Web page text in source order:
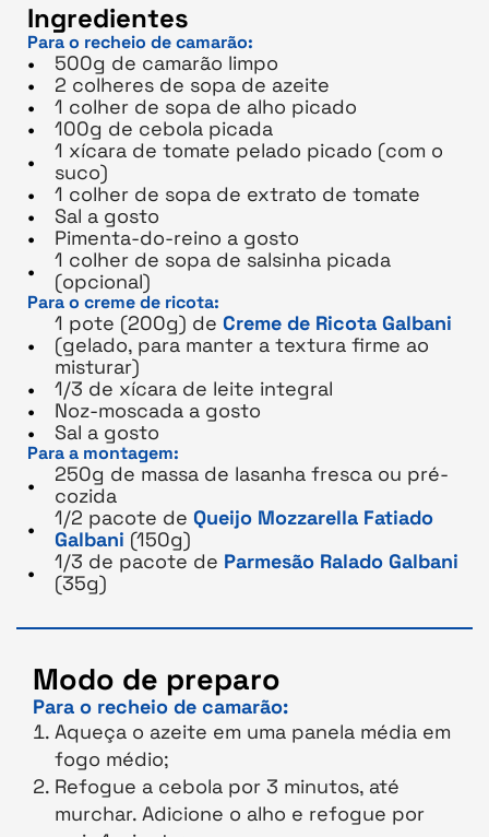
Ingredientes
Para o recheio de camarão:
500g de camarão limpo
2 colheres de sopa de azeite
1 colher de sopa de alho picado
100g de cebola picada
1 xícara de tomate pelado picado (com o
suco)
1 colher de sopa de extrato de tomate
Sal a gosto
Pimenta-do-reino a gosto
1 colher de sopa de salsinha picada
(opcional)
Para o creme de ricota:
1 pote (200g) de Creme de Ricota Galbani
(gelado, para manter a textura firme ao
misturar)
1/3 de xícara de leite integral
Noz-moscada a gosto
Sal a gosto
Para a montagem:
250g de massa de lasanha fresca ou pré-
cozida
1/2 pacote de Queijo Mozzarella Fatiado
Galbani (150g)
1/3 de pacote de Parmesão Ralado Galbani
(35g)
Modo de preparo
Para o recheio de camarão:
Aqueça o azeite em uma panela média em
fogo médio;
Refogue a cebola por 3 minutos, até
murchar. Adicione o alho e refogue por